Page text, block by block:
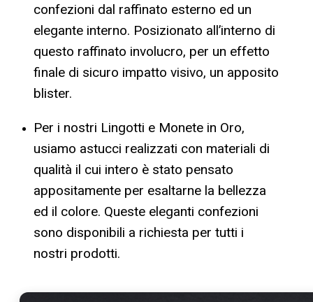
confezioni dal raffinato esterno ed un
elegante interno. Posizionato all’interno di
questo raffinato involucro, per un effetto
finale di sicuro impatto visivo, un apposito
blister.
Per i nostri Lingotti e Monete in Oro,
usiamo astucci realizzati con materiali di
qualità il cui intero è stato pensato
appositamente per esaltarne la bellezza
ed il colore. Queste eleganti confezioni
sono disponibili a richiesta per tutti i
nostri prodotti.